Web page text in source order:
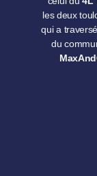
les deux
qui a
du